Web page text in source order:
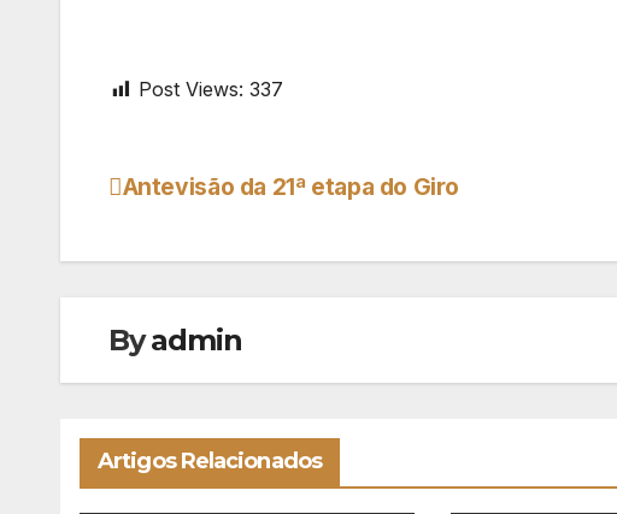
Post Views: 337
Navegação
Antevisão da 21ª etapa do Giro
Byadmin
Artigos Relacionados